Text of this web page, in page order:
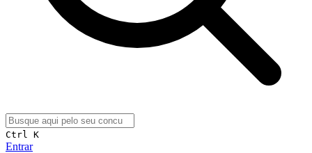
Ctrl K
Entrar